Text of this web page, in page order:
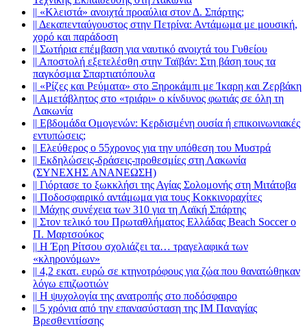
|| «Κλειστά» ανοιχτά προαύλια στον Δ. Σπάρτης;
|| Δεκαπενταύγουστος στην Πετρίνα: Αντάμωμα με μουσική,
χορό και παράδοση
|| Σωτήρια επέμβαση για ναυτικό ανοιχτά του Γυθείου
|| Αποστολή εξετελέσθη στην Ταϊβάν: Στη βάση τους τα
παγκόσμια Σπαρτιατόπουλα
|| «Ρίζες και Ρεύματα» στο Ξηροκάμπι με Ίκαρη και Ζερβάκη
|| Αμετάβλητος στο «τριάρι» ο κίνδυνος φωτιάς σε όλη τη
Λακωνία
|| Εβδομάδα Ομογενών: Κερδισμένη ουσία ή επικοινωνιακές
εντυπώσεις;
|| Ελεύθερος ο 55χρονος για την υπόθεση του Μυστρά
|| Εκδηλώσεις-δράσεις-προθεσμίες στη Λακωνία
(ΣΥΝΕΧΗΣ ΑΝΑΝΕΩΣΗ)
|| Γιόρτασε το ξωκκλήσι της Αγίας Σολομονής στη Μιτάτοβα
|| Ποδοσφαιρικό αντάμωμα για τους Κοκκινοραχίτες
|| Μάχης συνέχεια των 310 για τη Λαϊκή Σπάρτης
|| Στον τελικό του Πρωταθλήματος Ελλάδας Beach Soccer ο
Π. Μαρτσούκος
|| Η Έρη Ρίτσου σχολιάζει τα… τραγελαφικά των
«κληρονόμων»
|| 4,2 εκατ. ευρώ σε κτηνοτρόφους για ζώα που θανατώθηκαν
λόγω επιζωοτιών
|| Η ψυχολογία της ανατροπής στο ποδόσφαιρο
|| 5 χρόνια από την επανασύσταση της ΙΜ Παναγίας
Βρεσθενιτίσσης